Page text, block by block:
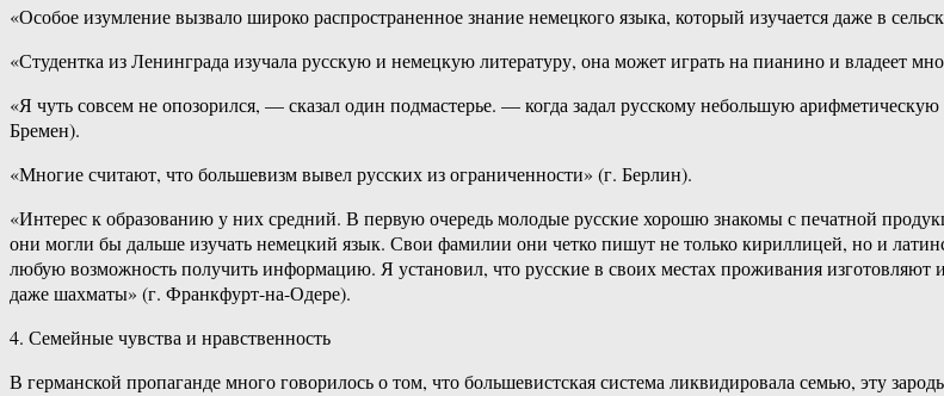
«Особое изумление вызвало широко распространенное знание немецкого языка, который изучается даже в
«Студентка из Ленинграда изучала русскую и немецкую литературу, она может играть на пианино и владеет
«Я чуть совсем не опозорился, — сказал один подмастерье. — когда задал русскому небольшую
Бремен).
«Многие считают, что большевизм вывел русских из ограниченности» (г. Берлин).
«Интерес к образованию у них средний. В первую очередь молодые русские хорошю знакомы с печатной
они могли бы дальше изучать немецкий язык. Свои фамилии они четко пишут не только кириллицей, но и
любую возможность получить информацию. Я установил, что русские в своих местах проживания изготовляют
даже шахматы» (г. Франкфурт-на-Одере).
4. Семейные чувства и нравственность
В германской пропаганде много говорилось о том, что большевистская система ликвидировала семью, эту